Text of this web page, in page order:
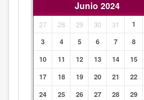
Junio 2024
27 28 29 30 31 1
3
4 5 6 7 8
10
11 12 13 14 15
17
18 19 20 21 22
24
25 26 27 28 29